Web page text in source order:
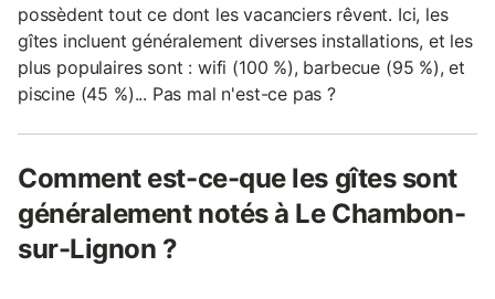
possèdent tout ce dont les vacanciers rêvent. Ici, les
gîtes incluent généralement diverses installations, et les
plus populaires sont : wifi (100 %), barbecue (95 %), et
piscine (45 %)... Pas mal n'est-ce pas ?
Comment est-ce-que les gîtes sont
généralement notés à Le Chambon-
sur-Lignon ?